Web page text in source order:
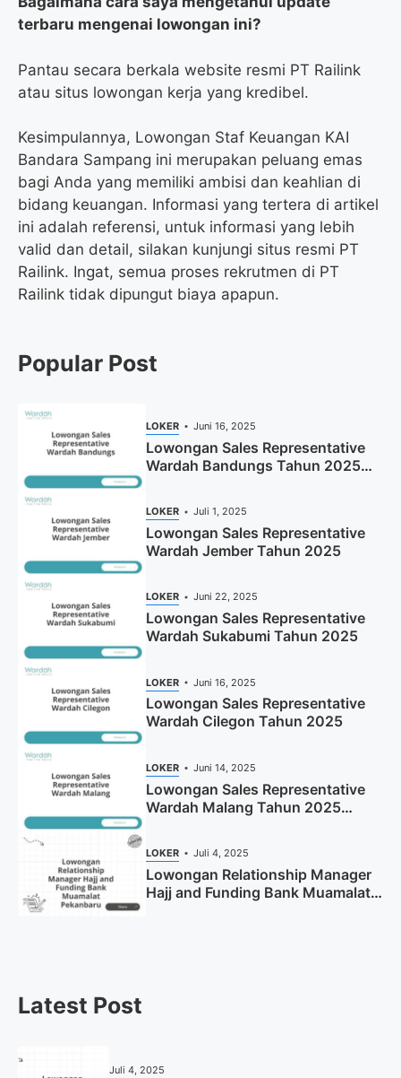
terbaru mengenai lowongan ini?
Pantau secara berkala website resmi PT Railink
atau situs lowongan kerja yang kredibel.
Kesimpulannya, Lowongan Staf Keuangan KAI
Bandara Sampang ini merupakan peluang emas
bagi Anda yang memiliki ambisi dan keahlian di
bidang keuangan. Informasi yang tertera di artikel
ini adalah referensi, untuk informasi yang lebih
valid dan detail, silakan kunjungi situs resmi PT
Railink. Ingat, semua proses rekrutmen di PT
Railink tidak dipungut biaya apapun.
Popular Post
LOKER Juni 16, 2025
Lowongan Sales Representative
Wardah Bandungs Tahun 2025
LOKER Juli 1, 2025
Lowongan Sales Representative
Wardah Jember Tahun 2025
LOKER Juni 22, 2025
Lowongan Sales Representative
Wardah Sukabumi Tahun 2025
LOKER Juni 16, 2025
Lowongan Sales Representative
Wardah Cilegon Tahun 2025
LOKER Juni 14, 2025
Lowongan Sales Representative
Wardah Malang Tahun 2025
LOKER Juli 4, 2025
Lowongan Relationship Manager
Hajj and Funding Bank Muamalat
Latest Post
Juli 4, 2025